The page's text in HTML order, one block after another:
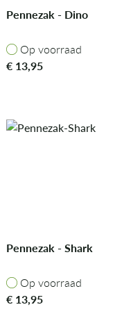
Pennezak - Dino
Op voorraad
Op voorraad
€ 13,95
Pennezak - Shark
Op voorraad
Op voorraad
€ 13,95